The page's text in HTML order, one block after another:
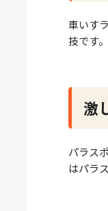
車いす
技です
激
パラス
はパラ